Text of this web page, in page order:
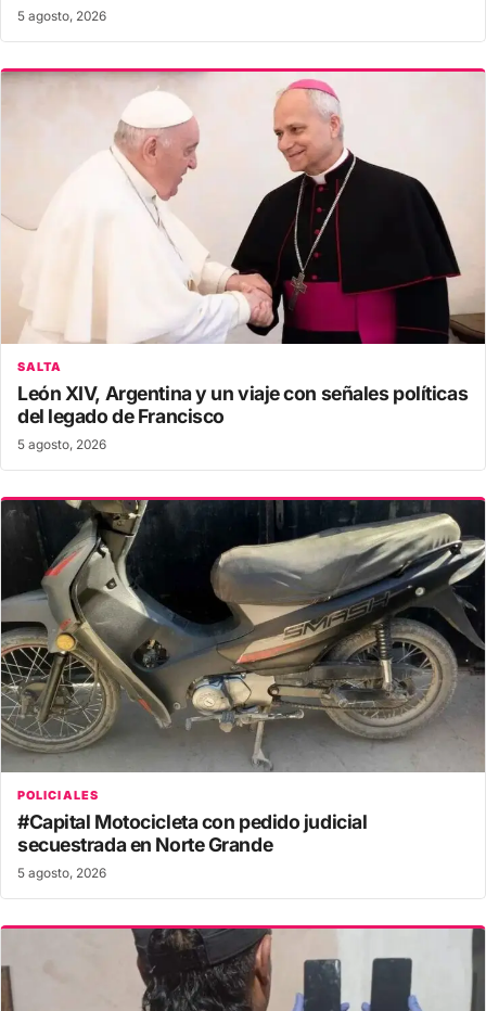
5 agosto, 2026
SALTA
León XIV, Argentina y un viaje con señales políticas
del legado de Francisco
5 agosto, 2026
POLICIALES
#Capital Motocicleta con pedido judicial
secuestrada en Norte Grande
5 agosto, 2026